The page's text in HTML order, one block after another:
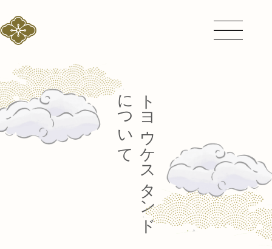
トヨウケスタンド
について